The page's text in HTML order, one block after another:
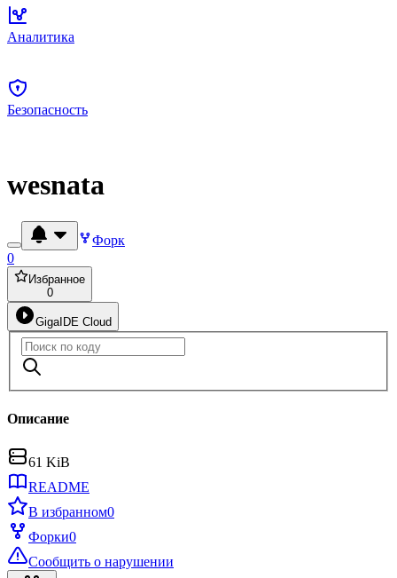
Аналитика
Безопасность
wesnata
Форк
0
Избранное
0
GigaIDE Cloud
Описание
61 KiB
README
В избранном0
Форки0
Сообщить о нарушении